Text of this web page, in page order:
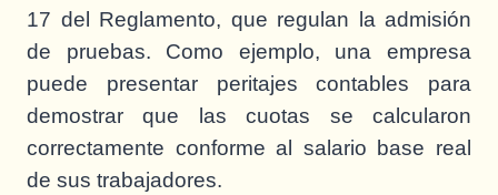
17 del Reglamento, que regulan la admisión
de pruebas. Como ejemplo, una empresa
puede presentar peritajes contables para
demostrar que las cuotas se calcularon
correctamente conforme al salario base real
de sus trabajadores.